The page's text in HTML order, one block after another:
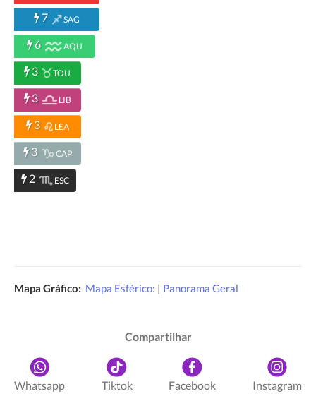
7 SAG
6 AQU
3 TOU
3 LIB
3 LEA
3 CAP
2 ESC
Mapa Gráfico: Mapa Esférico: | Panorama Geral
Compartilhar
Whatsapp Tiktok Facebook Instagram